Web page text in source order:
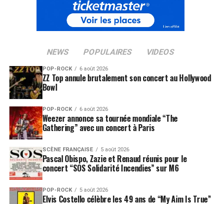
NEWS POPULAIRES VIDEOS
POP-ROCK 6 août 2026
ZZ Top annule brutalement son concert au Hollywood
Bowl
POP-ROCK 6 août 2026
Weezer annonce sa tournée mondiale “The
Gathering” avec un concert à Paris
SCÈNE FRANÇAISE 5 août 2026
Pascal Obispo, Zazie et Renaud réunis pour le
concert “SOS Solidarité Incendies” sur M6
POP-ROCK 5 août 2026
Elvis Costello célèbre les 49 ans de “My Aim Is True”